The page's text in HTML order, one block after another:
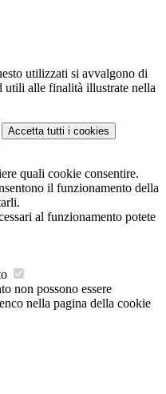
utilizzati si avvalgono di
utili alle finalità illustrate nella
Accetta tutti i cookies
quali cookie consentire.
il funzionamento della
al funzionamento potete
non possono essere
nella pagina della cookie